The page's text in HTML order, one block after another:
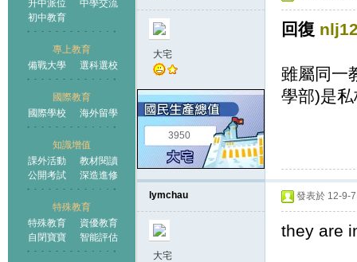
升中派位
中學交流
初中教育
專上教育
備戰大學
選科選校
國際教育
國際學校
海外留學
知識增值
課外活動
教材閱讀
公開考試
深造進修
特殊教育
特殊教育
資優教育
自閉寶寶
智能評估
大宅
3950
回復
雖屬同一
學部)是
lymchau
大宅
發表於 12-9-
they are